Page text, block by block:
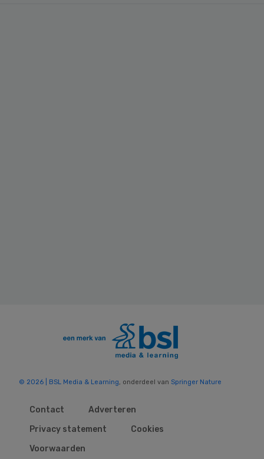
© 2026 | BSL Media & Learning, onderdeel van Springer Nature
Contact
Adverteren
Privacy statement
Cookies
Voorwaarden